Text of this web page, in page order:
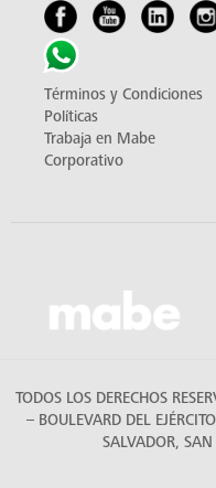
Términos y Condiciones
Políticas
Trabaja en Mabe
Corporativo
TODOS LOS DERECHOS
– BOULEVARD DEL
SALVADOR,